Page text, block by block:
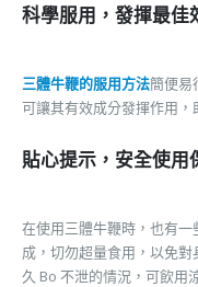
科學服用，發揮最佳
三體牛鞭的服用方法簡便易
可讓其有效成分發揮作用，
貼心提示，安全使用
在使用三體牛鞭時，也有
成，切勿超量食用，以免
久 Bo 不泄的情況，可飲用